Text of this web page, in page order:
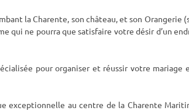
la Charente, son château, et son
qui ne pourra que satisfaire votre désir d’un
pour organiser et réussir votre
exceptionnelle au centre de la Charente